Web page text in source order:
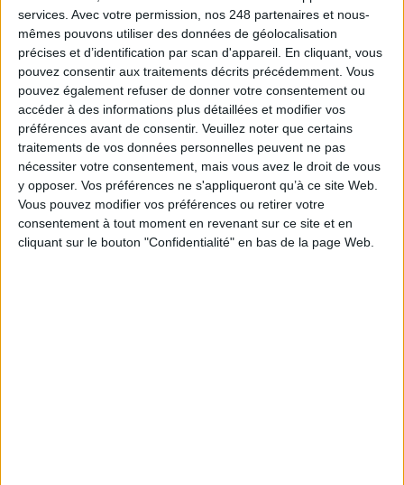
services. Avec votre permission, nos 248 partenaires et nous-
mêmes pouvons utiliser des données de géolocalisation
précises et d’identification par scan d'appareil. En cliquant, vous
pouvez consentir aux traitements décrits précédemment. Vous
pouvez également refuser de donner votre consentement ou
accéder à des informations plus détaillées et modifier vos
préférences avant de consentir. Veuillez noter que certains
traitements de vos données personnelles peuvent ne pas
nécessiter votre consentement, mais vous avez le droit de vous
y opposer. Vos préférences ne s'appliqueront qu’à ce site Web.
Vous pouvez modifier vos préférences ou retirer votre
consentement à tout moment en revenant sur ce site et en
cliquant sur le bouton "Confidentialité" en bas de la page Web.
monde digital"
British Museum + Google : plus de 4 600 pièces à visiter en ligne
0 Commentaire
Intelligence Artificielle
Machine Learning
Google
Connectez-vousouinscrivez-vouspour publier un commentaire